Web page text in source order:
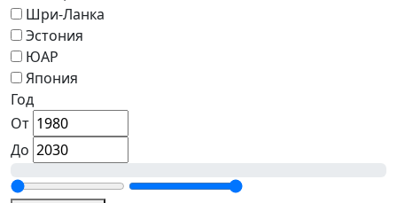
Шри-Ланка
Эстония
ЮАР
Япония
Год
От
До